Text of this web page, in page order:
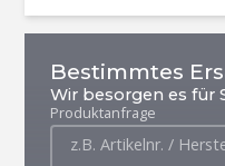
Bestimmtes
Wir besorgen es für
Produktanfrage